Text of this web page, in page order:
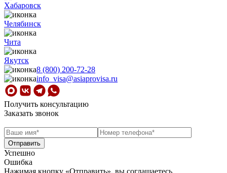
Хабаровск
Челябинск
Чита
Якутск
8 (800) 200-72-28
info_visa@asiaprovisa.ru
Получить консультацию
Заказать звонок
Успешно
Ошибка
Нажимая кнопку «Отправить», вы соглашаетесь